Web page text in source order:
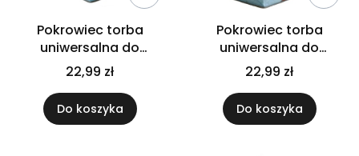
Pokrowiec torba
uniwersalna do
przechowywania
pościeli ubrań zabawek
uchwyt
22,99 zł
Do koszyka
Pokrowiec torba
uniwersalna do
przechowywania
pościeli ubrań zabawek
uchwyt
22,99 zł
Do koszyka